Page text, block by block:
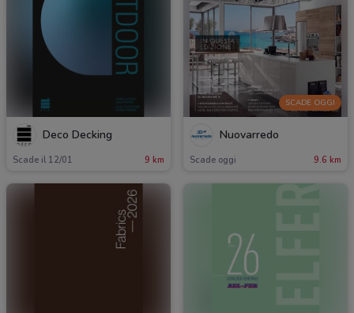
Deco Decking
Scade il 12/01 9 km
SCADE OGGI
Nuovarredo
Scade oggi 9.6 km